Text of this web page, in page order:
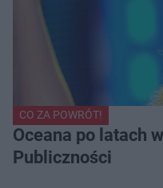
CO ZA POWRÓT!
Oceana po latach
Publiczności